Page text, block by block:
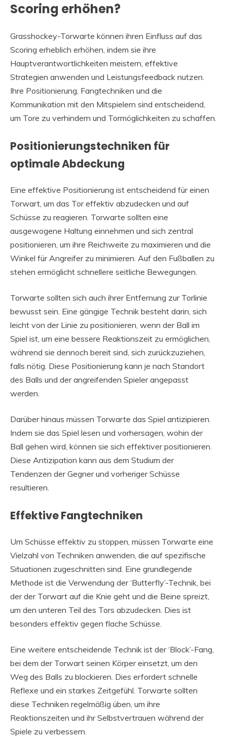
Scoring erhöhen?
Grasshockey-Torwarte können ihren Einfluss auf das
Scoring erheblich erhöhen, indem sie ihre
Hauptverantwortlichkeiten meistern, effektive
Strategien anwenden und Leistungsfeedback nutzen.
Ihre Positionierung, Fangtechniken und die
Kommunikation mit den Mitspielern sind entscheidend,
um Tore zu verhindern und Tormöglichkeiten zu schaffen.
Positionierungstechniken für
optimale Abdeckung
Eine effektive Positionierung ist entscheidend für einen
Torwart, um das Tor effektiv abzudecken und auf
Schüsse zu reagieren. Torwarte sollten eine
ausgewogene Haltung einnehmen und sich zentral
positionieren, um ihre Reichweite zu maximieren und die
Winkel für Angreifer zu minimieren. Auf den Fußballen zu
stehen ermöglicht schnellere seitliche Bewegungen.
Torwarte sollten sich auch ihrer Entfernung zur Torlinie
bewusst sein. Eine gängige Technik besteht darin, sich
leicht von der Linie zu positionieren, wenn der Ball im
Spiel ist, um eine bessere Reaktionszeit zu ermöglichen,
während sie dennoch bereit sind, sich zurückzuziehen,
falls nötig. Diese Positionierung kann je nach Standort
des Balls und der angreifenden Spieler angepasst
werden.
Darüber hinaus müssen Torwarte das Spiel antizipieren.
Indem sie das Spiel lesen und vorhersagen, wohin der
Ball gehen wird, können sie sich effektiver positionieren.
Diese Antizipation kann aus dem Studium der
Tendenzen der Gegner und vorheriger Schüsse
resultieren.
Effektive Fangtechniken
Um Schüsse effektiv zu stoppen, müssen Torwarte eine
Vielzahl von Techniken anwenden, die auf spezifische
Situationen zugeschnitten sind. Eine grundlegende
Methode ist die Verwendung der ‘Butterfly’-Technik, bei
der der Torwart auf die Knie geht und die Beine spreizt,
um den unteren Teil des Tors abzudecken. Dies ist
besonders effektiv gegen flache Schüsse.
Eine weitere entscheidende Technik ist der ‘Block’-Fang,
bei dem der Torwart seinen Körper einsetzt, um den
Weg des Balls zu blockieren. Dies erfordert schnelle
Reflexe und ein starkes Zeitgefühl. Torwarte sollten
diese Techniken regelmäßig üben, um ihre
Reaktionszeiten und ihr Selbstvertrauen während der
Spiele zu verbessern.